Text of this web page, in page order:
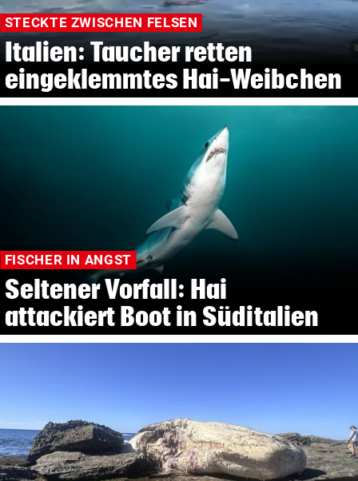
STECKTE ZWISCHEN FELSEN
Italien: Taucher retten
eingeklemmtes Hai-Weibchen
FISCHER IN ANGST
Seltener Vorfall: Hai
attackiert Boot in Süditalien